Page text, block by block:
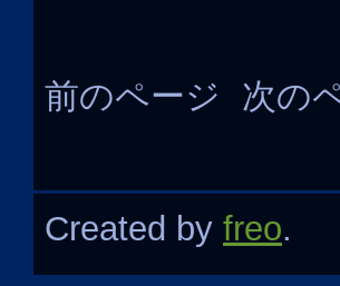
前のページ
次の
Created by freo.